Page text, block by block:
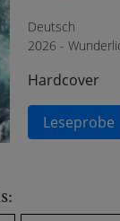
Deutsch
2026 -
Hardcover
Leseprobe